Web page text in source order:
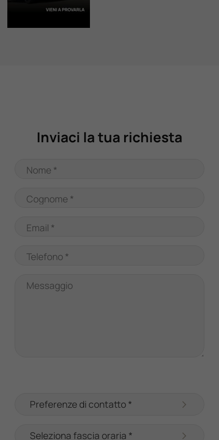
Inviaci la tua richiesta
Nome *
Cognome *
Email *
Telefono *
Messaggio